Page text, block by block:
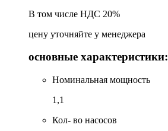
В том числе НДС 20%
цену уточняйте у менеджера
основные характеристики:
Номинальная мощность
1,1
Кол- во насосов